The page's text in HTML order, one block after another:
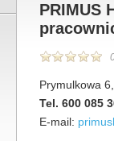
PRIMUS
Prymulkowa
Tel. 600 085
E-mail: